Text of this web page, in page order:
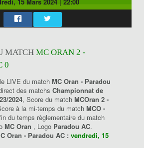
MATCH MC ORAN 2 -
0
LIVE du match MC Oran - Paradou
des matchs Championnat de
2024, Score du match MCOran 2 -
à la mi-temps du match MCO -
du temps règlementaire du match
MC Oran , Logo Paradou AC.
Oran - Paradou AC : vendredi, 15